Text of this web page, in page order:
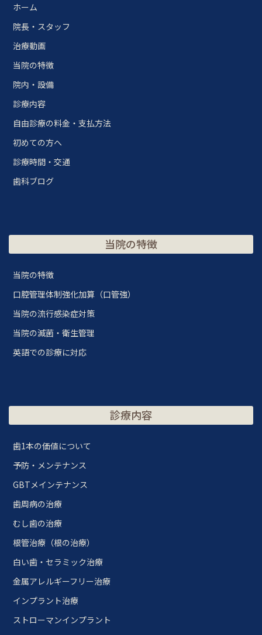
ホーム
院長・スタッフ
治療動画
当院の特徴
院内・設備
診療内容
自由診療の料金・支払方法
初めての方へ
診療時間・交通
歯科ブログ
当院の特徴
当院の特徴
口腔管理体制強化加算（口管強）
当院の流行感染症対策
当院の滅菌・衛生管理
英語での診療に対応
診療内容
歯1本の価値について
予防・メンテナンス
GBTメインテナンス
歯周病の治療
むし歯の治療
根管治療（根の治療）
白い歯・セラミック治療
金属アレルギーフリー治療
インプラント治療
ストローマンインプラント